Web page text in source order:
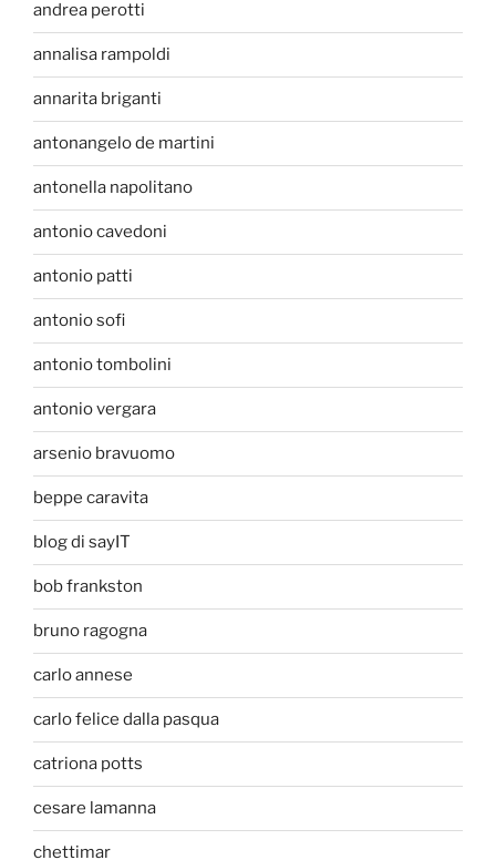
andrea perotti
annalisa rampoldi
annarita briganti
antonangelo de martini
antonella napolitano
antonio cavedoni
antonio patti
antonio sofi
antonio tombolini
antonio vergara
arsenio bravuomo
beppe caravita
blog di sayIT
bob frankston
bruno ragogna
carlo annese
carlo felice dalla pasqua
catriona potts
cesare lamanna
chettimar